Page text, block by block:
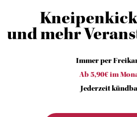
und mehr
Immer per
Ab 5,90€ im
Jederzeit